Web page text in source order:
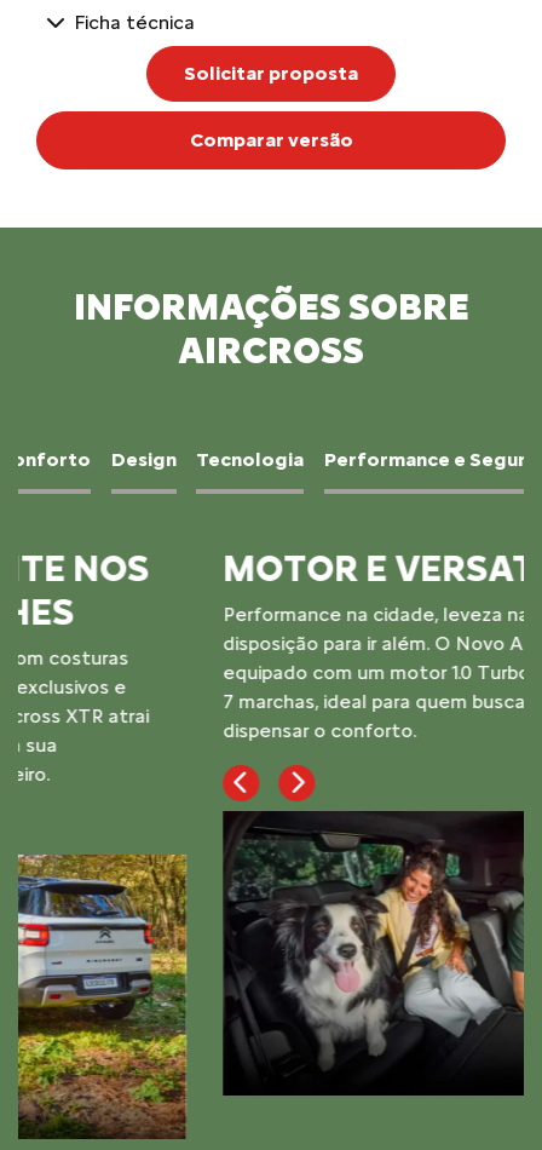
Ficha técnica
Solicitar proposta
Comparar versão
INFORMAÇÕES SOBRE
AIRCROSS
Design Tecnologia Performance e
MOTOR E VERSATILIDADE
Performance na cidade, leveza na estrada e
disposição para ir além. O Novo Aircross XTR é
equipado com um motor 1.0 Turbo e câmbio CVT de
7 marchas, ideal para quem busca liberdade sem
dispensar o conforto.